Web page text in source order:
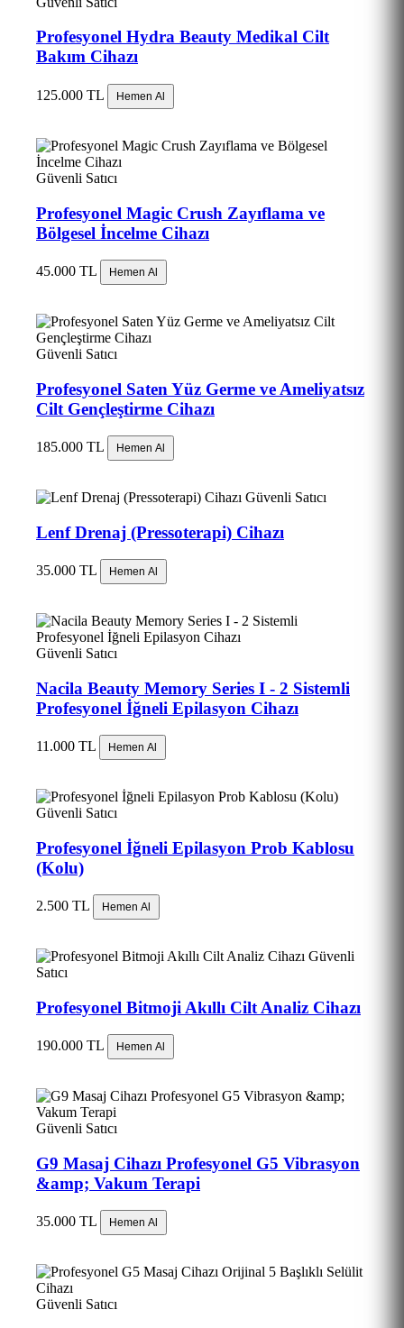
Profesyonel Hydra Beauty Medikal Cilt
Bakım Cihazı
125.000 TL Hemen Al
Güvenli Satıcı
Profesyonel Magic Crush Zayıflama ve
Bölgesel İncelme Cihazı
45.000 TL Hemen Al
Güvenli Satıcı
Profesyonel Saten Yüz Germe ve Ameliyatsız
Cilt Gençleştirme Cihazı
185.000 TL Hemen Al
Güvenli Satıcı
Lenf Drenaj (Pressoterapi) Cihazı
35.000 TL Hemen Al
Güvenli Satıcı
Nacila Beauty Memory Series I - 2 Sistemli
Profesyonel İğneli Epilasyon Cihazı
11.000 TL Hemen Al
Güvenli Satıcı
Profesyonel İğneli Epilasyon Prob Kablosu
(Kolu)
2.500 TL Hemen Al
Güvenli
Satıcı
Profesyonel Bitmoji Akıllı Cilt Analiz Cihazı
190.000 TL Hemen Al
Güvenli Satıcı
G9 Masaj Cihazı Profesyonel G5 Vibrasyon
&amp; Vakum Terapi
35.000 TL Hemen Al
Güvenli Satıcı